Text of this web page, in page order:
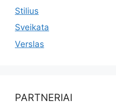
Stilius
Sveikata
Verslas
PARTNERIAI